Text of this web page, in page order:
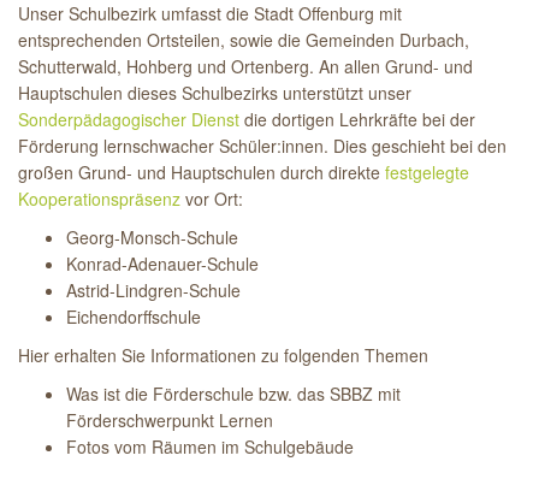
Unser Schulbezirk umfasst die Stadt Offenburg mit
entsprechenden Ortsteilen, sowie die Gemeinden Durbach,
Schutterwald, Hohberg und Ortenberg. An allen Grund- und
Hauptschulen dieses Schulbezirks unterstützt unser
Sonderpädagogischer Dienst die dortigen Lehrkräfte bei der
Förderung lernschwacher Schüler:innen. Dies geschieht bei den
großen Grund- und Hauptschulen durch direkte festgelegte
Kooperationspräsenz vor Ort:
Georg-Monsch-Schule
Konrad-Adenauer-Schule
Astrid-Lindgren-Schule
Eichendorffschule
Hier erhalten Sie Informationen zu folgenden Themen
Was ist die Förderschule bzw. das SBBZ mit
Förderschwerpunkt Lernen
Fotos vom Räumen im Schulgebäude